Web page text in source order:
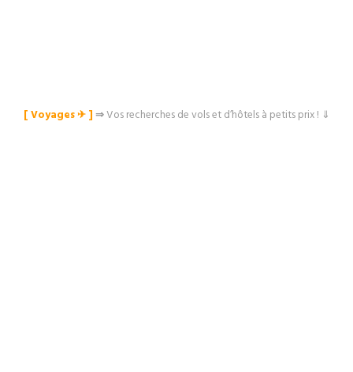
[ Voyages ✈︎ ]⇒Vos recherches de vols et d’hôtels à petits prix ! ⇓